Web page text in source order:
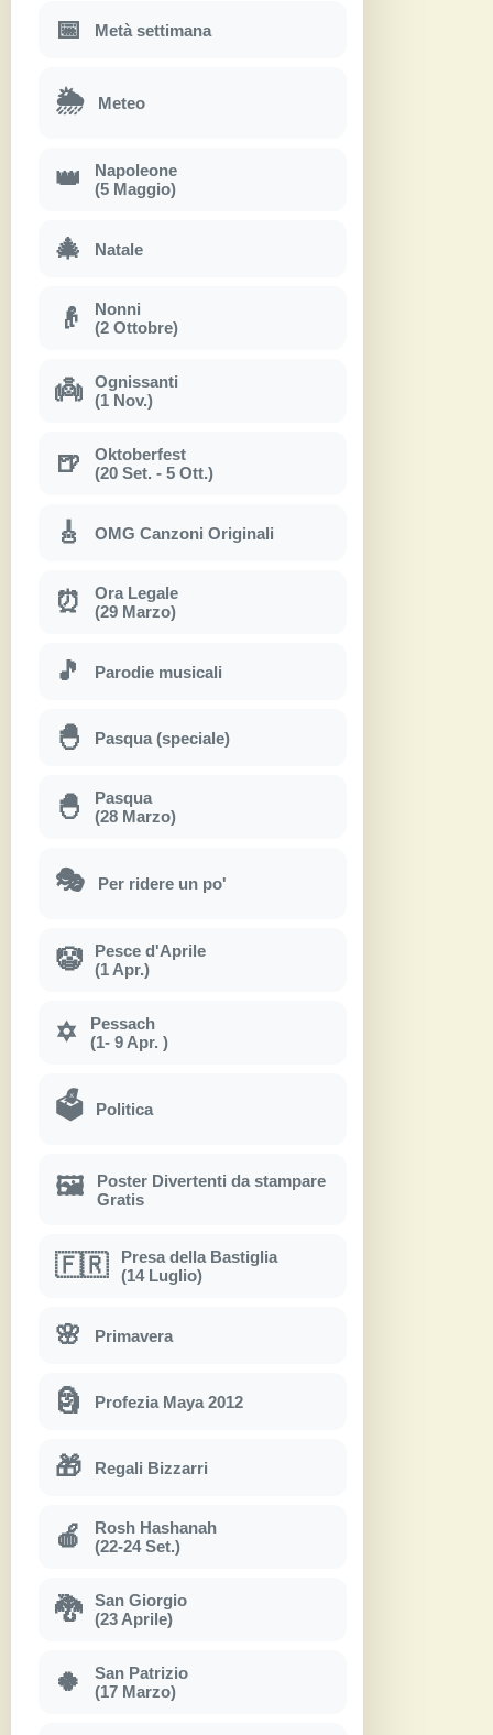
📅 Metà settimana
🌦 Meteo
👑
Napoleone
(5 Maggio)
🎄 Natale
👴
Nonni
(2 Ottobre)
👼
Ognissanti
(1 Nov.)
🍺
Oktoberfest
(20 Set. - 5 Ott.)
🎸 OMG Canzoni Originali
⏰
Ora Legale
(29 Marzo)
🎵 Parodie musicali
🐣 Pasqua (speciale)
🐣
Pasqua
(28 Marzo)
🎭 Per ridere un po'
🤡
Pesce d'Aprile
(1 Apr.)
✡
Pessach
(1- 9 Apr. )
🗳 Politica
🖼
Poster Divertenti da stampare
Gratis
🇫🇷
Presa della Bastiglia
(14 Luglio)
🌸 Primavera
🗿 Profezia Maya 2012
🎁 Regali Bizzarri
🍎
Rosh Hashanah
(22-24 Set.)
🐉
San Giorgio
(23 Aprile)
🍀
San Patrizio
(17 Marzo)